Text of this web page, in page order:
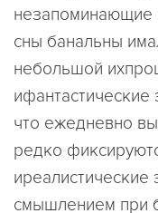
незапоминающие
сны банальны
небольшой
что ежедневно
редко
смышлением при